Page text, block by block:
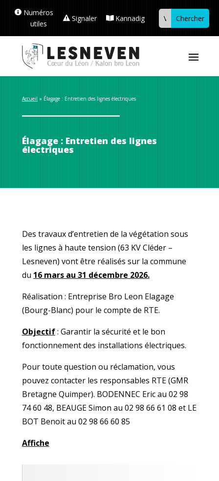
Numéros
utiles
Signaler Kannadig
Accueil » Élagage : Entretien des lignes électriques
Élagage : Entretien des lignes
électriques
Des travaux d’entretien de la végétation sous
les lignes à haute tension (63 KV Cléder –
Lesneven) vont être réalisés sur la commune
du 16 mars au 31 décembre 2026.
Réalisation : Entreprise Bro Leon Elagage
(Bourg-Blanc) pour le compte de RTE.
Objectif: Garantir la sécurité et le bon
fonctionnement des installations électriques.
Pour toute question ou réclamation, vous
pouvez contacter les responsables RTE (GMR
Bretagne Quimper). BODENNEC Eric au 02 98
74 60 48, BEAUGE Simon au 02 98 66 61 08 et LE
BOT Benoit au 02 98 66 60 85
Affiche